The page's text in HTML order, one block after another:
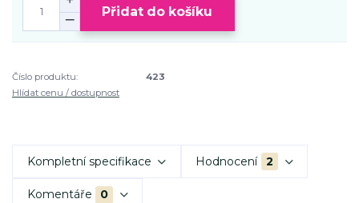
Přidat do košíku
Číslo produktu:
423
Hlídat cenu / dostupnost
Kompletní specifikace Hodnocení 2
Komentáře 0